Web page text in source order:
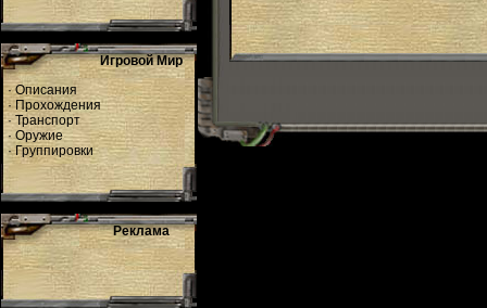
Игровой Мир
·Описания
·Прохождения
·Транспорт
·Оружие
·Группировки
Реклама